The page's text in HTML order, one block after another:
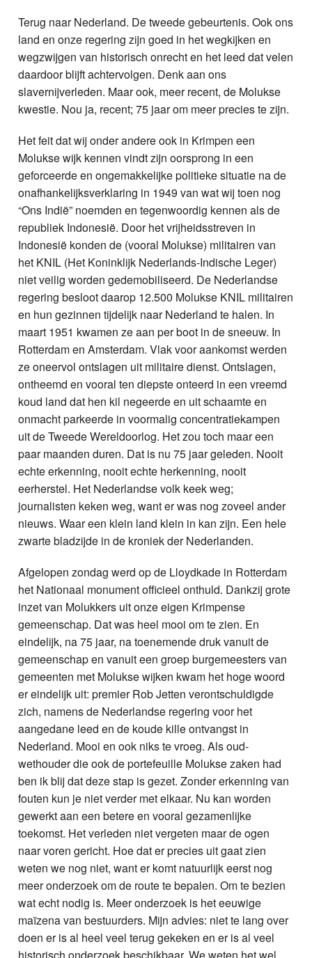
Terug naar Nederland. De tweede gebeurtenis. Ook ons
land en onze regering zijn goed in het wegkijken en
wegzwijgen van historisch onrecht en het leed dat velen
daardoor blijft achtervolgen. Denk aan ons
slavernijverleden. Maar ook, meer recent, de Molukse
kwestie. Nou ja, recent; 75 jaar om meer precies te zijn.
Het feit dat wij onder andere ook in Krimpen een
Molukse wijk kennen vindt zijn oorsprong in een
geforceerde en ongemakkelijke politieke situatie na de
onafhankelijksverklaring in 1949 van wat wij toen nog
“Ons Indië” noemden en tegenwoordig kennen als de
republiek Indonesië. Door het vrijheidsstreven in
Indonesië konden de (vooral Molukse) militairen van
het KNIL (Het Koninklijk Nederlands-Indische Leger)
niet veilig worden gedemobiliseerd. De Nederlandse
regering besloot daarop 12.500 Molukse KNIL militairen
en hun gezinnen tijdelijk naar Nederland te halen. In
maart 1951 kwamen ze aan per boot in de sneeuw. In
Rotterdam en Amsterdam. Vlak voor aankomst werden
ze oneervol ontslagen uit militaire dienst. Ontslagen,
ontheemd en vooral ten diepste onteerd in een vreemd
koud land dat hen kil negeerde en uit schaamte en
onmacht parkeerde in voormalig concentratiekampen
uit de Tweede Wereldoorlog. Het zou toch maar een
paar maanden duren. Dat is nu 75 jaar geleden. Nooit
echte erkenning, nooit echte herkenning, nooit
eerherstel. Het Nederlandse volk keek weg;
journalisten keken weg, want er was nog zoveel ander
nieuws. Waar een klein land klein in kan zijn. Een hele
zwarte bladzijde in de kroniek der Nederlanden.
Afgelopen zondag werd op de Lloydkade in Rotterdam
het Nationaal monument officieel onthuld. Dankzij grote
inzet van Molukkers uit onze eigen Krimpense
gemeenschap. Dat was heel mooi om te zien. En
eindelijk, na 75 jaar, na toenemende druk vanuit de
gemeenschap en vanuit een groep burgemeesters van
gemeenten met Molukse wijken kwam het hoge woord
er eindelijk uit: premier Rob Jetten verontschuldigde
zich, namens de Nederlandse regering voor het
aangedane leed en de koude kille ontvangst in
Nederland. Mooi en ook niks te vroeg. Als oud-
wethouder die ook de portefeuille Molukse zaken had
ben ik blij dat deze stap is gezet. Zonder erkenning van
fouten kun je niet verder met elkaar. Nu kan worden
gewerkt aan een betere en vooral gezamenlijke
toekomst. Het verleden niet vergeten maar de ogen
naar voren gericht. Hoe dat er precies uit gaat zien
weten we nog niet, want er komt natuurlijk eerst nog
meer onderzoek om de route te bepalen. Om te bezien
wat echt nodig is. Meer onderzoek is het eeuwige
maïzena van bestuurders. Mijn advies: niet te lang over
doen er is al heel veel terug gekeken en er is al veel